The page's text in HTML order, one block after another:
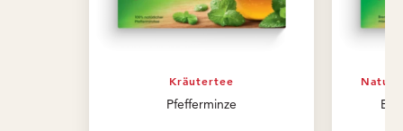
Kräutertee
Pfefferminze
Natur